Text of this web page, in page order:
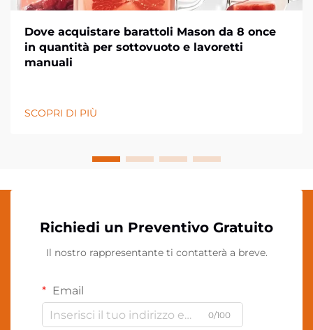
Dove acquistare barattoli Mason da 8 once
in quantità per sottovuoto e lavoretti
manuali
SCOPRI DI PIÙ
Richiedi un Preventivo Gratuito
Il nostro rappresentante ti contatterà a breve.
Email
0/100